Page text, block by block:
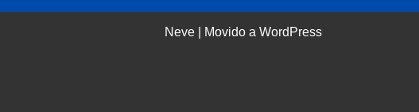
Neve | Movido a WordPress